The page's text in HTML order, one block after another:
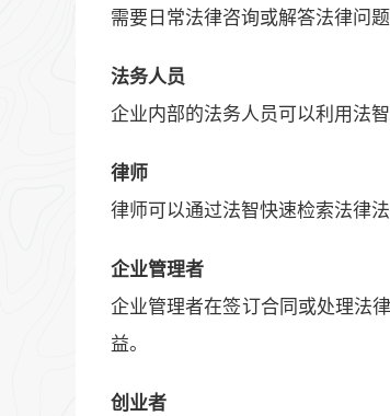
需要日常法律咨询或解答法律问
法务人员
企业内部的法务人员可以利用法
律师
律师可以通过法智快速检索法律
企业管理者
企业管理者在签订合同或处理法
益。
创业者